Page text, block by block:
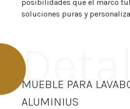
posibilidades que el marco
soluciones puras y
MUEBLE PARA
ALUMINIUS